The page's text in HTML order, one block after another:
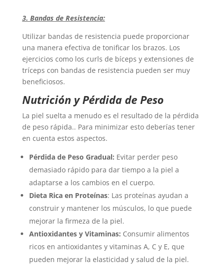
3. Bandas de Resistencia:
Utilizar bandas de resistencia puede proporcionar
una manera efectiva de tonificar los brazos. Los
ejercicios como los curls de bíceps y extensiones de
tríceps con bandas de resistencia pueden ser muy
beneficiosos.
Nutrición y Pérdida de Peso
La piel suelta a menudo es el resultado de la pérdida
de peso rápida.. Para minimizar esto deberías tener
en cuenta estos aspectos.
Pérdida de Peso Gradual: Evitar perder peso
demasiado rápido para dar tiempo a la piel a
adaptarse a los cambios en el cuerpo.
Dieta Rica en Proteínas: Las proteínas ayudan a
construir y mantener los músculos, lo que puede
mejorar la firmeza de la piel.
Antioxidantes y Vitaminas: Consumir alimentos
ricos en antioxidantes y vitaminas A, C y E, que
pueden mejorar la elasticidad y salud de la piel.